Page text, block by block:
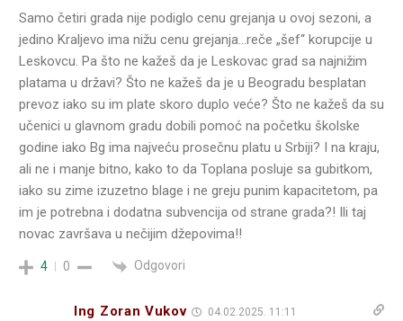
Samo četiri grada nije podiglo cenu grejanja u ovoj sezoni, a
jedino Kraljevo ima nižu cenu grejanja…reče „šef“ korupcije u
Leskovcu. Pa što ne kažeš da je Leskovac grad sa najnižim
platama u državi? Što ne kažeš da je u Beogradu besplatan
prevoz iako su im plate skoro duplo veće? Što ne kažeš da su
učenici u glavnom gradu dobili pomoć na početku školske
godine iako Bg ima najveću prosečnu platu u Srbiji? I na kraju,
ali ne i manje bitno, kako to da Toplana posluje sa gubitkom,
iako su zime izuzetno blage i ne greju punim kapacitetom, pa
im je potrebna i dodatna subvencija od strane grada?! Ili taj
novac završava u nečijim džepovima!!
4 0 Odgovori
Ing Zoran Vukov 04.02.2025. 11:11